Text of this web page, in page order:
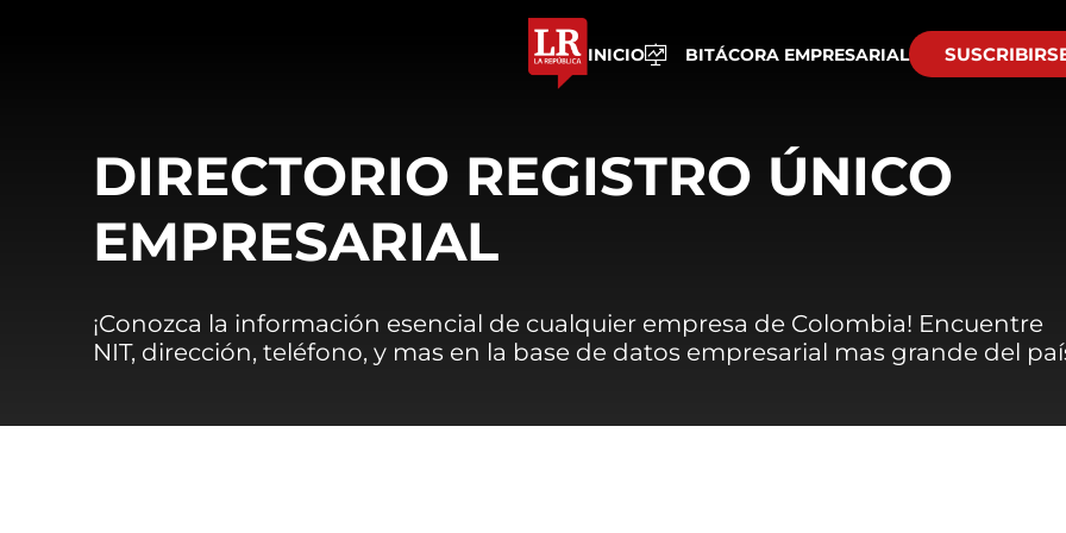
INICIO BITÁCORA EMPRESARIAL
DIRECTORIO REGISTRO ÚNICO
EMPRESARIAL
¡Conozca la información esencial de cualquier empresa de Colombia! Encuentre
NIT, dirección, teléfono, y mas en la base de datos empresarial mas grande del